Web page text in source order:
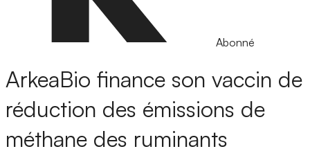
Abonné
ArkeaBio finance son vaccin de
réduction des émissions de
méthane des ruminants